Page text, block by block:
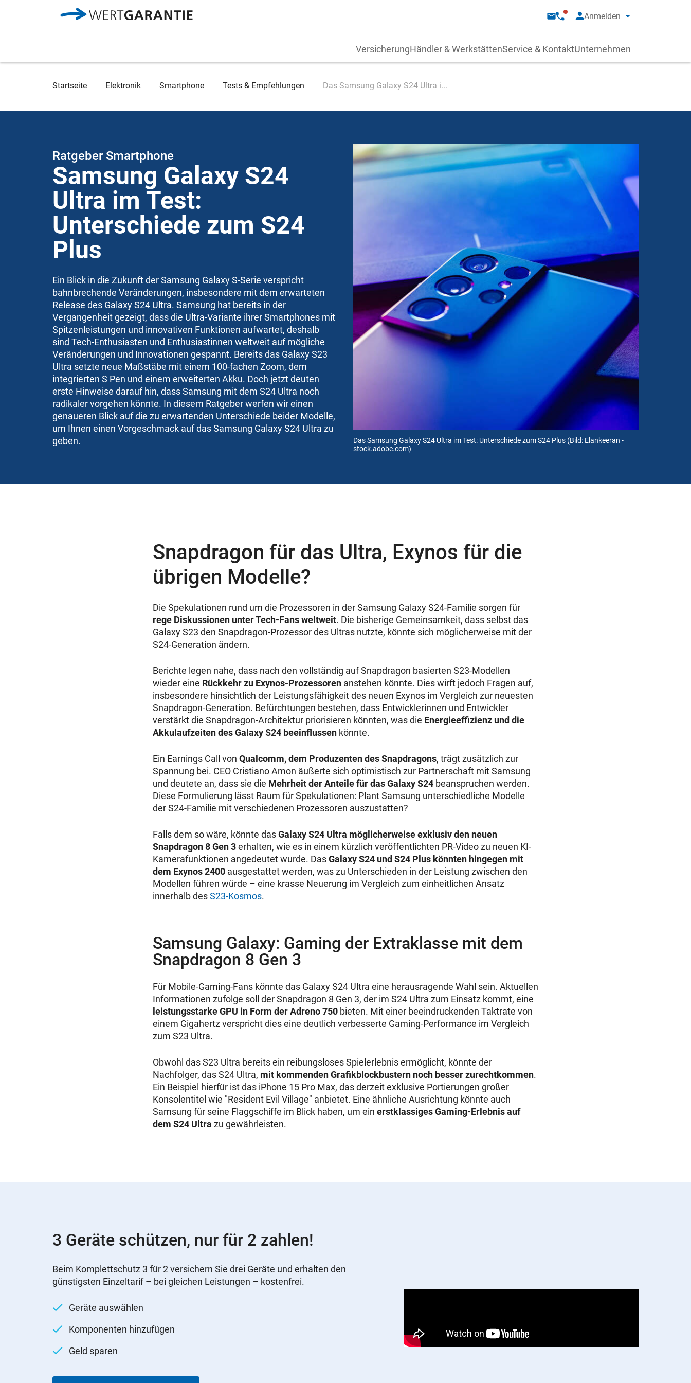
Anmelden
VersicherungHändler & WerkstättenService & KontaktUnternehmen
Breadcrumb
Startseite Elektronik Smartphone Tests & Empfehlungen Das Samsung Galaxy S24 Ultra i...
Das Samsung Galaxy S24 Ultra im Test: Unterschiede zum S24 Plus (Bild: Elankeeran -
stock.adobe.com)
Ratgeber Smartphone
Samsung Galaxy S24
Ultra im Test:
Unterschiede zum S24
Plus
Ein Blick in die Zukunft der Samsung Galaxy S-Serie verspricht
bahnbrechende Veränderungen, insbesondere mit dem erwarteten
Release des Galaxy S24 Ultra. Samsung hat bereits in der
Vergangenheit gezeigt, dass die Ultra-Variante ihrer Smartphones mit
Spitzenleistungen und innovativen Funktionen aufwartet, deshalb
sind Tech-Enthusiasten und Enthusiastinnen weltweit auf mögliche
Veränderungen und Innovationen gespannt. Bereits das Galaxy S23
Ultra setzte neue Maßstäbe mit einem 100-fachen Zoom, dem
integrierten S Pen und einem erweiterten Akku. Doch jetzt deuten
erste Hinweise darauf hin, dass Samsung mit dem S24 Ultra noch
radikaler vorgehen könnte. In diesem Ratgeber werfen wir einen
genaueren Blick auf die zu erwartenden Unterschiede beider Modelle,
um Ihnen einen Vorgeschmack auf das Samsung Galaxy S24 Ultra zu
geben.
Snapdragon für das Ultra, Exynos für die
übrigen Modelle?
Die Spekulationen rund um die Prozessoren in der Samsung Galaxy S24-Familie sorgen für
rege Diskussionen unter Tech-Fans weltweit. Die bisherige Gemeinsamkeit, dass selbst das
Galaxy S23 den Snapdragon-Prozessor des Ultras nutzte, könnte sich möglicherweise mit der
S24-Generation ändern.
Berichte legen nahe, dass nach den vollständig auf Snapdragon basierten S23-Modellen
wieder eine Rückkehr zu Exynos-Prozessoren anstehen könnte. Dies wirft jedoch Fragen auf,
insbesondere hinsichtlich der Leistungsfähigkeit des neuen Exynos im Vergleich zur neuesten
Snapdragon-Generation. Befürchtungen bestehen, dass Entwicklerinnen und Entwickler
verstärkt die Snapdragon-Architektur priorisieren könnten, was die Energieeffizienz und die
Akkulaufzeiten des Galaxy S24 beeinflussen könnte.
Ein Earnings Call von Qualcomm, dem Produzenten des Snapdragons, trägt zusätzlich zur
Spannung bei. CEO Cristiano Amon äußerte sich optimistisch zur Partnerschaft mit Samsung
und deutete an, dass sie die Mehrheit der Anteile für das Galaxy S24 beanspruchen werden.
Diese Formulierung lässt Raum für Spekulationen: Plant Samsung unterschiedliche Modelle
der S24-Familie mit verschiedenen Prozessoren auszustatten?
Falls dem so wäre, könnte dasGalaxy S24 Ultra möglicherweise exklusiv den neuen
Snapdragon 8 Gen 3erhalten, wie es in einem kürzlich veröffentlichten PR-Video zu neuen KI-
Kamerafunktionen angedeutet wurde. DasGalaxy S24 und S24 Plus könnten hingegen mit
dem Exynos 2400 ausgestattet werden, was zu Unterschieden in der Leistung zwischen den
Modellen führen würde – eine krasse Neuerung im Vergleich zum einheitlichen Ansatz
innerhalb desS23-Kosmos.
Samsung Galaxy: Gaming der Extraklasse mit dem
Snapdragon 8 Gen 3
Für Mobile-Gaming-Fans könnte das Galaxy S24 Ultra eine herausragende Wahl sein. Aktuellen
Informationen zufolge soll der Snapdragon 8 Gen 3, der im S24 Ultra zum Einsatz kommt, eine
leistungsstarke GPU in Form der Adreno 750 bieten. Mit einer beeindruckenden Taktrate von
einem Gigahertz verspricht dies eine deutlich verbesserte Gaming-Performance im Vergleich
zum S23 Ultra.
Obwohl das S23 Ultra bereits ein reibungsloses Spielerlebnis ermöglicht, könnte der
Nachfolger, das S24 Ultra, mit kommenden Grafikblockbustern noch besser zurechtkommen.
Ein Beispiel hierfür ist das iPhone 15 Pro Max, das derzeit exklusive Portierungen großer
Konsolentitel wie "Resident Evil Village" anbietet. Eine ähnliche Ausrichtung könnte auch
Samsung für seine Flaggschiffe im Blick haben, um ein erstklassiges Gaming-Erlebnis auf
dem S24 Ultra zu gewährleisten.
3 Geräte schützen, nur für 2 zahlen!
Beim Komplettschutz 3 für 2 versichern Sie drei Geräte und erhalten den
günstigsten Einzeltarif – bei gleichen Leistungen – kostenfrei.
Geräte auswählen
Komponenten hinzufügen
Geld sparen